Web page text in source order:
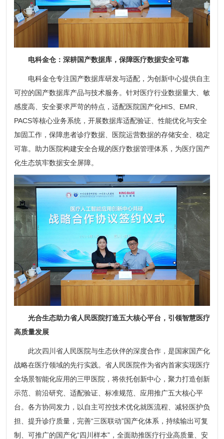
电科金仓：深耕国产数据库，保障医疗数据安全可靠
电科金仓专注国产数据库研发与适配，为创新中心提供自主
可控的国产数据库产品与技术服务。针对医疗行业数据量大、敏
感度高、安全要求严苛的特点，适配医院国产化HIS、EMR、
PACS等核心业务系统，开展数据库适配验证、性能优化与安全
加固工作，保障患者诊疗数据、医院运营数据的存储安全、稳定
可靠。助力医院构建安全合规的医疗数据管理体系，为医疗国产
化生态筑牢数据安全屏障。
光合生态助力省人民医院打造五大核心平台，引领智慧医疗
高质量发展
此次四川省人民医院与生态伙伴的深度合作，是国家国产化
战略在医疗领域的先行实践。省人民医院作为省内首家实现医疗
全场景智能化应用的三甲医院，将依托创新中心，聚力打造创新
示范、前沿研究、适配验证、标准规范、应用推广五大核心平
台。各方协同发力，以自主可控技术优化就医流程、减轻医护负
担、提升诊疗质量，完善“三医联动”国产化体系，持续输出可复
制、可推广的国产化“四川样本”，全面助推医疗行业高质量、安